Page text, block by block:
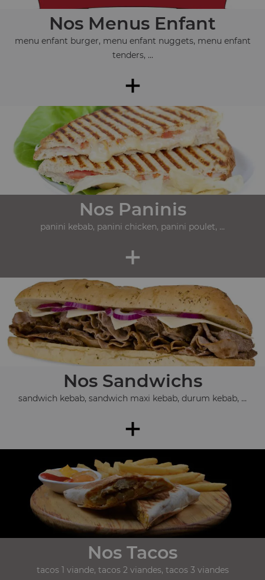
Nos Menus Enfant
menu enfant burger, menu enfant nuggets, menu enfant
tenders, ...
+
Nos Paninis
panini kebab, panini chicken, panini poulet, ...
+
Nos Sandwichs
sandwich kebab, sandwich maxi kebab, durum kebab, ...
+
Nos Tacos
tacos 1 viande, tacos 2 viandes, tacos 3 viandes